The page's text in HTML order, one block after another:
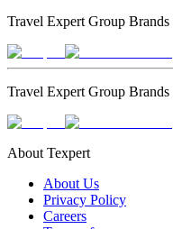
Travel Expert Group Brands
Travel Expert Group Brands
About Texpert
About Us
Privacy Policy
Careers